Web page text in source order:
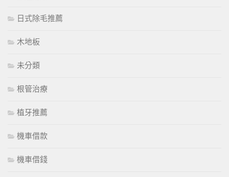
日式除毛推薦
木地板
未分類
根管治療
植牙推薦
機車借款
機車借錢